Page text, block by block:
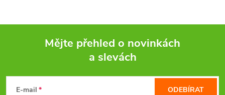
Mějte přehled o novinkách
a slevách
E-mail ODEBÍRAT